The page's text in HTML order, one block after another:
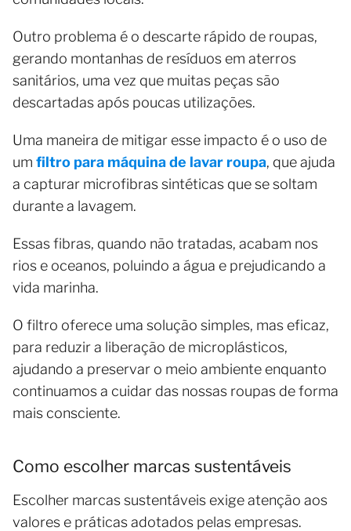
Outro problema é o descarte rápido de roupas,
gerando montanhas de resíduos em aterros
sanitários, uma vez que muitas peças são
descartadas após poucas utilizações.
Uma maneira de mitigar esse impacto é o uso de
um filtro para máquina de lavar roupa, que ajuda
a capturar microfibras sintéticas que se soltam
durante a lavagem.
Essas fibras, quando não tratadas, acabam nos
rios e oceanos, poluindo a água e prejudicando a
vida marinha.
O filtro oferece uma solução simples, mas eficaz,
para reduzir a liberação de microplásticos,
ajudando a preservar o meio ambiente enquanto
continuamos a cuidar das nossas roupas de forma
mais consciente.
Como escolher marcas sustentáveis
Escolher marcas sustentáveis exige atenção aos
valores e práticas adotados pelas empresas.